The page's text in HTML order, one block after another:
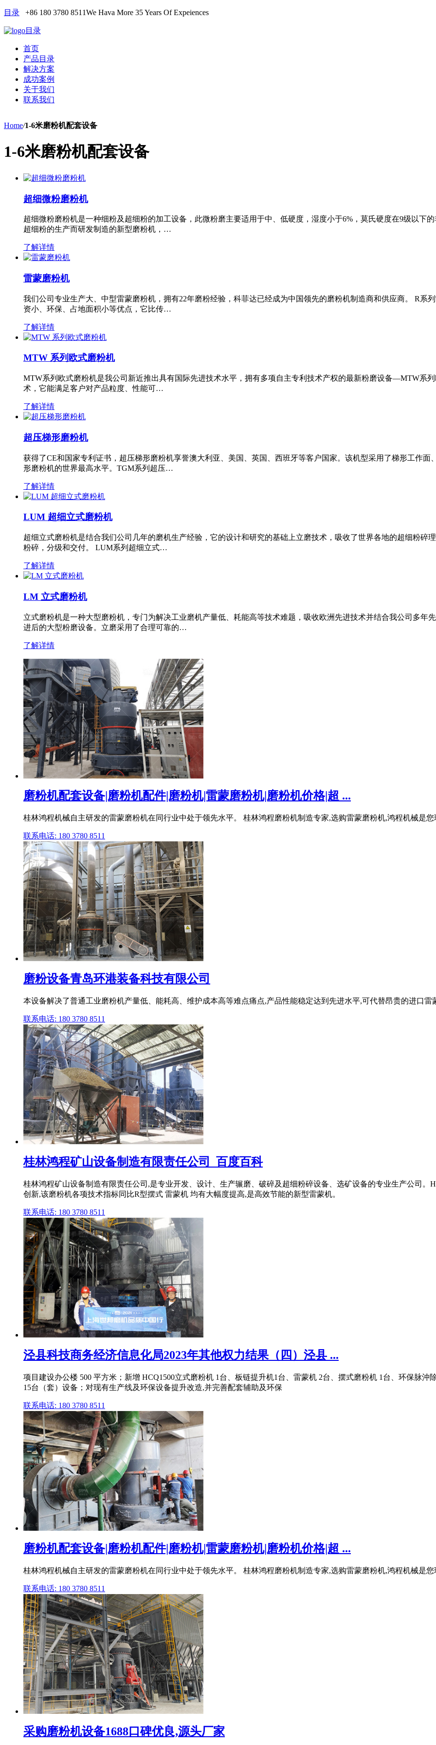
目录 +86 180 3780 8511We Hava More 35 Years Of Expeiences
目录
首页
产品目录
解决方案
成功案例
关于我们
联系我们
Home/1-6米磨粉机配套设备
1-6米磨粉机配套设备
超细微粉磨粉机
超细微粉磨粉机是一种细粉及超细粉的加工设备，此微粉磨主要适用于中、低硬度，湿度小于6%，莫氏硬度在9级以下
超细粉的生产而研发制造的新型磨粉机，…
了解详情
雷蒙磨粉机
我们公司专业生产大、中型雷蒙磨粉机，拥有22年磨粉经验，科菲达已经成为中国领先的磨粉机制造商和供应商。 R系
资小、环保、占地面积小等优点，它比传…
了解详情
MTW 系列欧式磨粉机
MTW系列欧式磨粉机是我公司新近推出具有国际先进技术水平，拥有多项自主专利技术产权的最新粉磨设备—MTW系
术，它能满足客户对产品粒度、性能可…
了解详情
超压梯形磨粉机
获得了CE和国家专利证书，超压梯形磨粉机享誉澳大利亚、美国、英国、西班牙等客户国家。该机型采用了梯形工作
形磨粉机的世界最高水平。TGM系列超压…
了解详情
LUM 超细立式磨粉机
超细立式磨粉机是结合我们公司几年的磨机生产经验，它的设计和研究的基础上立磨技术，吸收了世界各地的超细粉碎
粉碎，分级和交付。 LUM系列超细立式…
了解详情
LM 立式磨粉机
立式磨粉机是一种大型磨粉机，专门为解决工业磨机产量低、耗能高等技术难题，吸收欧洲先进技术并结合我公司多年
进后的大型粉磨设备。立磨采用了合理可靠的…
了解详情
磨粉机配套设备|磨粉机配件|磨粉机|雷蒙磨粉机|磨粉机价格|超 ...
桂林鸿程机械自主研发的雷蒙磨粉机在同行业中处于领先水平。 桂林鸿程磨粉机制造专家,选购雷蒙磨粉机,鸿程机械是您
联系电话: 180 3780 8511
磨粉设备青岛环港装备科技有限公司
本设备解决了普通工业磨粉机产量低、能耗高、维护成本高等难点痛点,产品性能稳定达到先进水平,可代替昂贵的进口
联系电话: 180 3780 8511
桂林鸿程矿山设备制造有限责任公司_百度百科
桂林鸿程矿山设备制造有限责任公司,是专业开发、设计、生产辗磨、破碎及超细粉碎设备、选矿设备的专业生产公司
创新,该磨粉机各项技术指标同比R型摆式 雷蒙机 均有大幅度提高,是高效节能的新型雷蒙机。
联系电话: 180 3780 8511
泾县科技商务经济信息化局2023年其他权力结果（四）泾县 ...
项目建设办公楼 500 平方米；新增 HCQ1500立式磨粉机 1台、板链提升机1台、雷蒙机 2台、摆式磨粉机 1台、环保脉
15台（套）设备；对现有生产线及环保设备提升改造,并完善配套辅助及环保
联系电话: 180 3780 8511
磨粉机配套设备|磨粉机配件|磨粉机|雷蒙磨粉机|磨粉机价格|超 ...
桂林鸿程机械自主研发的雷蒙磨粉机在同行业中处于领先水平。 桂林鸿程磨粉机制造专家,选购雷蒙磨粉机,鸿程机械是
联系电话: 180 3780 8511
采购磨粉机设备1688口碑优良,源头厂家